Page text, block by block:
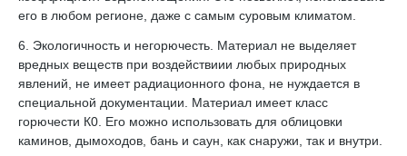
его в любом регионе, даже с самым суровым климатом.
6. Экологичность и негорючесть. Материал не выделяет
вредных веществ при воздействиии любых природных
явлений, не имеет радиационного фона, не нуждается в
специальной документации. Материал имеет класс
горючести К0. Его можно использовать для облицовки
каминов, дымоходов, бань и саун, как снаружи, так и внутри.